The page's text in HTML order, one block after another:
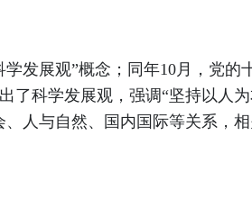
展观”概念；同年10月，党的
科学发展观，强调“坚持以人
人与自然、国内国际等关系，